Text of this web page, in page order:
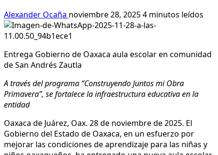
Alexander Ocaña noviembre 28, 20254 minutos leídos
Entrega Gobierno de Oaxaca aula escolar en comunidad
de San Andrés Zautla
A través del programa “Construyendo Juntos mi Obra
Primavera”, se fortalece la infraestructura educativa en la
entidad
Oaxaca de Juárez, Oax. 28 de noviembre de 2025. El
Gobierno del Estado de Oaxaca, en un esfuerzo por
mejorar las condiciones de aprendizaje para las niñas y